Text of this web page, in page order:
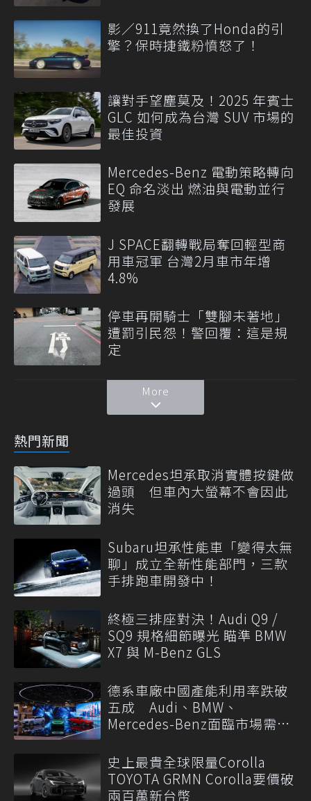
影／911竟然換了Honda的引
擎？保時捷鐵粉憤怒了！
讓對手望塵莫及！2025 年賓士
GLC 如何成為台灣 SUV 市場的
最佳投資
Mercedes-Benz 電動策略轉向
EQ 命名淡出 燃油與電動並行
發展
J SPACE翻轉戰局奪回輕型商
用車冠軍 台灣2月車市年增
4.8%
停車再開騎士「雙腳未著地」
遭罰引民怨！警回覆：這是規
定
More
熱門新聞
Mercedes坦承取消實體按鍵做
過頭 但車內大螢幕不會因此
消失
Subaru坦承性能車「變得太無
聊」成立全新性能部門，三款
手排跑車開發中！
終極三排座對決！Audi Q9 /
SQ9 規格細節曝光 瞄準 BMW
X7 與 M-Benz GLS
德系車廠中國產能利用率跌破
五成 Audi、BMW、
Mercedes-Benz面臨市場需求
史上最貴全球限量Corolla
TOYOTA GRMN Corolla要價破
兩百萬新台幣